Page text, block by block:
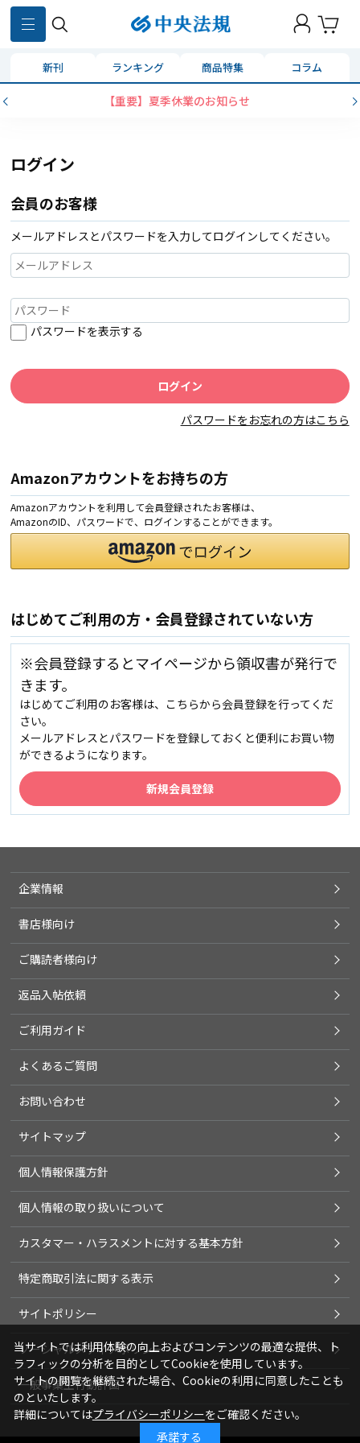
新刊 ランキング 商品特集 コラム
【重要】夏季休業のお知らせ
ログイン
会員のお客様
メールアドレスとパスワードを入力してログインしてください。
パスワードを表示する
パスワードをお忘れの方はこちら
Amazonアカウントをお持ちの方
Amazonアカウントを利用して会員登録されたお客様は、
AmazonのID、パスワードで、ログインすることができます。
はじめてご利用の方・会員登録されていない方
※会員登録するとマイページから領収書が発行で
きます。
はじめてご利用のお客様は、こちらから会員登録を行ってくだ
さい。
メールアドレスとパスワードを登録しておくと便利にお買い物
ができるようになります。
企業情報
書店様向け
ご購読者様向け
返品入帖依頼
ご利用ガイド
よくあるご質問
お問い合わせ
サイトマップ
個人情報保護方針
個人情報の取り扱いについて
カスタマー・ハラスメントに対する基本方針
特定商取引法に関する表示
サイトポリシー
ソーシャルメディアポリシー
一般事業主行動計画
当サイトでは利用体験の向上およびコンテンツの最適な提供、ト
ラフィックの分析を目的としてCookieを使用しています。
サイトの閲覧を継続された場合、Cookieの利用に同意したことも
のといたします。
詳細についてはプライバシーポリシーをご確認ください。
承諾する